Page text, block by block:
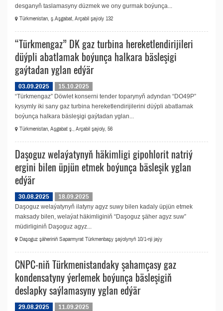
desganyň taslamasyny düzmek we ony gurmak boýunça...
Türkmenistan, ş.Aşgabat, Arçabil şaýoly 132
“Türkmengaz” DK gaz turbina hereketlendirijileri
düýpli abatlamak boýunça halkara bäsleşigi
gaýtadan yglan edýär
03.09.2025
15.10.2025
“Türkmengaz” Döwlet konserni tender toparynyň adyndan “DO49P”
kysymly iki sany gaz turbina hereketlendirijilerini düýpli abatlamak
boýunça halkara bäsleşigi gaýtadan yglan...
Türkmenistan, Aşgabat ş., Arçabil şaýoly, 56
Daşoguz welaýatynyň häkimligi gipohlorit natriý
ergini bilen üpjün etmek boýunça bäsleşik yglan
edýär
30.08.2025
18.09.2025
Daşoguz welaýatynyň ilatyny agyz suwy bilen kadaly üpjün etmek
maksady bilen, welaýat häkimliginiň “Daşoguz şäher agyz suw”
müdirliginiň Daşoguz agyz...
Daşoguz şäheriniň Saparmyrat Türkmenbaşy şaýolynyň 10/1-nji jaýy
CNPC-niň Türkmenistandaky şahamçasy gaz
kondensatyny ýerlemek boýunça bäsleşigiň
deslapky saýlamasyny yglan edýär
29.08.2025
11.09.2025